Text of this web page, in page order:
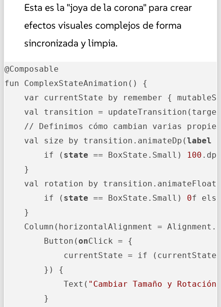
Esta es la "joya de la corona" para crear
efectos visuales complejos de forma
sincronizada y limpia.
@Composable
fun ComplexStateAnimation() {
var currentState by remember {
val transition =
// Definimos cómo cambian varias
    val size by transition.animateDp(
label
        if (
state == BoxState.Small) 100
    }
    val rotation by transition.animateFloat(
        if (
state == BoxState.Small) 0f
    }
Column(horizontalAlignment =
        Button(
onClick = {
currentState = if
        }) {
            Text(
"Cambiar Tamaño y Rotación"
        }